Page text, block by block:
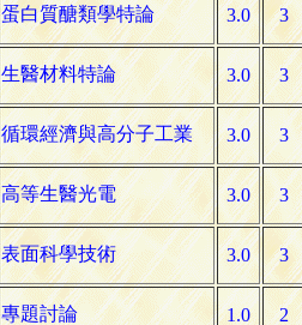
蛋白質醣類學特論 3.0 3
生醫材料特論 3.0 3
循環經濟與高分子工業 3.0 3
高等生醫光電 3.0 3
表面科學技術 3.0 3
專題討論 1.0 2